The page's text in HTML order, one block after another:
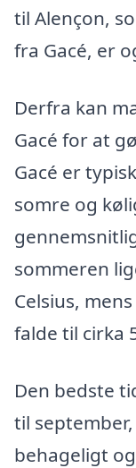
til Alençon,
fra Gacé, er
Derfra kan
Gacé for at
Gacé er
somre og
sommeren
Celsius,
falde til cirka
Den bedste
til
behageligt